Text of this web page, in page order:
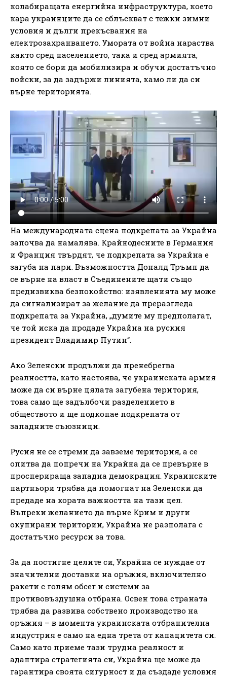
колабиращата енергийна инфраструктура, което
кара украинците да се сблъскват с тежки зимни
условия и дълги прекъсвания на
електрозахранването. Умората от война нараства
както сред населението, така и сред армията,
която се бори да мобилизира и обучи достатъчно
войски, за да задържи линията, камо ли да си
върне територията.
На международната сцена подкрепата за Украйна
започва да намалява. Крайнодесните в Германия
и Франция твърдят, че подкрепата за Украйна е
загуба на пари. Възможността Доналд Тръмп да
се върне на власт в Съединените щати също
предизвиква безпокойство: изявленията му може
да сигнализират за желание да преразгледа
подкрепата за Украйна, „думите му предполагат,
че той иска да продаде Украйна на руския
президент Владимир Путин“.
Ако Зеленски продължи да пренебрегва
реалността, като настоява, че украинската армия
може да си върне цялата загубена територия,
това само ще задълбочи разделението в
обществото и ще подкопае подкрепата от
западните съюзници.
Русия не се стреми да завземе територия, а се
опитва да попречи на Украйна да се превърне в
просперираща западна демокрация. Украинските
партньори трябва да помогнат на Зеленски да
предаде на хората важността на тази цел.
Въпреки желанието да върне Крим и други
окупирани територии, Украйна не разполага с
достатъчно ресурси за това.
За да постигне целите си, Украйна се нуждае от
значителни доставки на оръжия, включително
ракети с голям обсег и системи за
противовъздушна отбрана. Освен това страната
трябва да развива собствено производство на
оръжия – в момента украинската отбранителна
индустрия е само на една трета от капацитета си.
Само като приеме тази трудна реалност и
адаптира стратегията си, Украйна ще може да
гарантира своята сигурност и да създаде условия